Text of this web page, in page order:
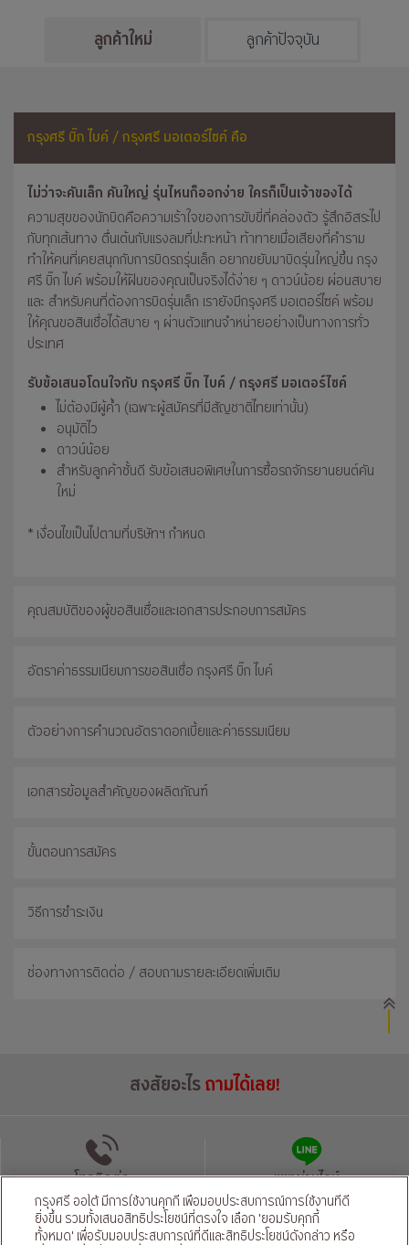
ลูกค้าใหม่ ลูกค้าปัจจุบัน
กรุงศรี บิ๊ก ไบค์ / กรุงศรี มอเตอร์ไซค์ คือ
ไม่ว่าจะคันเล็ก คันใหญ่ รุ่นไหนก็ออกง่าย ใครก็เป็นเจ้าของได้
ความสุขของนักบิดคือความเร้าใจของการขับขี่ที่คล่องตัว รู้สึกอิสระไป
กับทุกเส้นทาง ตื่นเต้นกับแรงลมที่ปะทะหน้า ท้าทายเมื่อเสียงที่คำราม
ทำให้คนที่เคยสนุกกับการบิดรถรุ่นเล็ก อยากขยับมาบิดรุ่นใหญ่ขึ้น กรุง
ศรี บิ๊ก ไบค์ พร้อมให้ฝันของคุณเป็นจริงได้ง่าย ๆ ดาวน์น้อย ผ่อนสบาย
และ สำหรับคนที่ต้องการบิดรุ่นเล็ก เรายังมีกรุงศรี มอเตอร์ไซค์ พร้อม
ให้คุณขอสินเชื่อได้สบาย ๆ ผ่านตัวแทนจำหน่ายอย่างเป็นทางการทั่ว
ประเทศ
รับข้อเสนอโดนใจกับ กรุงศรี บิ๊ก ไบค์ / กรุงศรี มอเตอร์ไซค์
ไม่ต้องมีผู้ค้ำ (เฉพาะผู้สมัครที่มีสัญชาติไทยเท่านั้น)
อนุมัติไว
ดาวน์น้อย
สำหรับลูกค้าชั้นดี รับข้อเสนอพิเศษในการซื้อรถจักรยานยนต์คัน
ใหม่
* เงื่อนไขเป็นไปตามที่บริษัทฯ กำหนด
คุณสมบัติของผู้ขอสินเชื่อและเอกสารประกอบการสมัคร
อัตราค่าธรรมเนียมการขอสินเชื่อ กรุงศรี บิ๊ก ไบค์
ตัวอย่างการคำนวณอัตราดอกเบี้ยและค่าธรรมเนียม
เอกสารข้อมูลสำคัญของผลิตภัณฑ์
ขั้นตอนการสมัคร
วิธีการชำระเงิน
ช่องทางการติดต่อ / สอบถามรายละเอียดเพิ่มเติม
สงสัยอะไรถามได้เลย!
โทรติดต่อ แชทผ่านไลน์
นโยบายความเป็นส่วนตัว | นโยบายคุ้มครองข้อมูลส่วนบุคคลของผู้ให้บริการ
กรุงศรี ออโต้ มีการใช้งานคุกกี้ เพื่อมอบประสบการณ์การใช้งานที่ดี
ยิ่งขึ้น รวมทั้งเสนอสิทธิประโยชน์ที่ตรงใจ เลือก 'ยอมรับคุกกี้
ทั้งหมด' เพื่อรับมอบประสบการณ์ที่ดีและสิทธิประโยชน์ดังกล่าว หรือ